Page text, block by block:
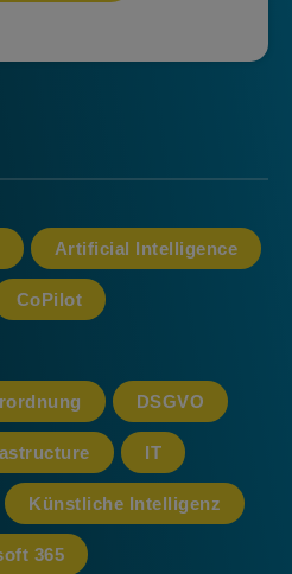
Artificial Intelligence
CoPilot
DSGVO
IT
Künstliche Intelligenz
365